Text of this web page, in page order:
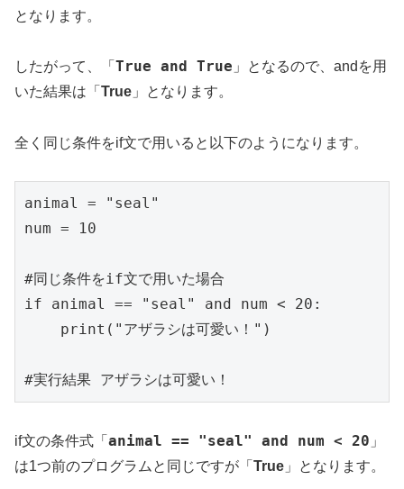
となります。
したがって、「 True and True 」となるので、andを用
いた結果は「 True 」となります。
全く同じ条件をif文で用いると以下のようになります。
animal = "seal"
num = 10
#同じ条件をif文で用いた場合
if animal == "seal" and num < 20:
    print("アザラシは可愛い！")
#実行結果 アザラシは可愛い！
if文の条件式「 animal == "seal" and num < 20 」
は1つ前のプログラムと同じですが「 True 」となります。